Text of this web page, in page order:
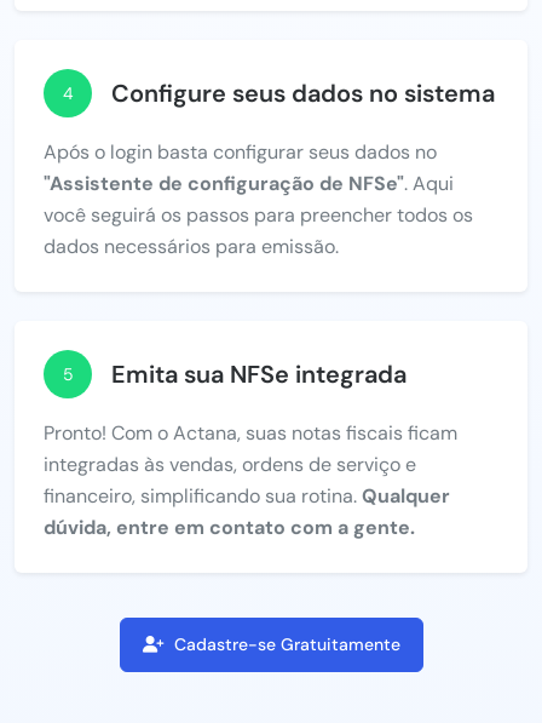
4 Configure seus dados no sistema
Após o login basta configurar seus dados no
"Assistente de configuração de NFSe". Aqui
você seguirá os passos para preencher todos os
dados necessários para emissão.
5 Emita sua NFSe integrada
Pronto! Com o Actana, suas notas fiscais ficam
integradas às vendas, ordens de serviço e
financeiro, simplificando sua rotina.Qualquer
dúvida, entre em contato com a gente.
Cadastre-se Gratuitamente